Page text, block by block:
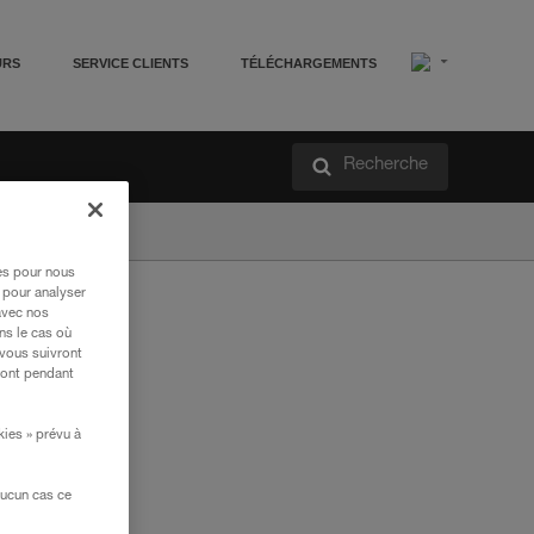
SERVICE CLIENTS TÉLÉCHARGEMENTS
Recherche
pour nous
analyser
nos
le cas où
suivront
pendant
» prévu à
cas ce